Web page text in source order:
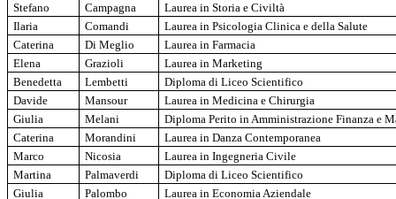
Stefano
Campagna
Laurea in Storia e Civiltà
Ilaria
Comandi
Laurea in Psicologia Clinica e della Salute
Caterina
Di Meglio
Laurea in Farmacia
Elena
Grazioli
Laurea in Marketing
Benedetta
Lembetti
Diploma di Liceo Scientifico
Davide
Mansour
Laurea in Medicina e Chirurgia
Giulia
Melani
Diploma Perito in Amministrazione Finanza e
Caterina
Morandini
Laurea in Danza Contemporanea
Marco
Nicosia
Laurea in Ingegneria Civile
Martina
Palmaverdi
Diploma di Liceo Scientifico
Giulia
Palombo
Laurea in Economia Aziendale